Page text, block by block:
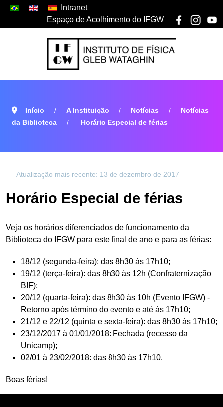
Intranet
Espaço de Acolhimento do IFGW
Início A Instituição Notícias
Notícias
da Biblioteca
Horário Especial de férias
Atualização mais recente: 13 de dezembro de 2017
Horário Especial de férias
Veja os horários diferenciados de funcionamento da
Biblioteca do IFGW para este final de ano e para as férias:
18/12 (segunda-feira): das 8h30 às 17h10;
19/12 (terça-feira): das 8h30 às 12h (Confraternização
BIF);
20/12 (quarta-feira): das 8h30 às 10h (Evento IFGW) -
Retorno após término do evento e até às 17h10;
21/12 e 22/12 (quinta e sexta-feira): das 8h30 às 17h10;
23/12/2017 à 01/01/2018: Fechada (recesso da
Unicamp);
02/01 à 23/02/2018: das 8h30 às 17h10.
Boas férias!